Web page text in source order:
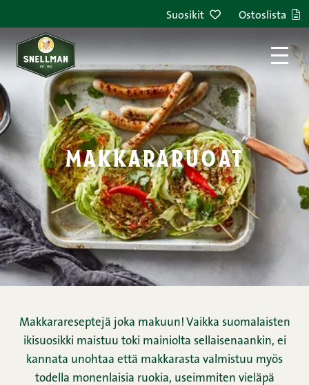
Suosikit Ostoslista
makkararuoat
Makkarareseptejä joka makuun! Vaikka suomalaisten
ikisuosikki maistuu toki mainiolta sellaisenaankin, ei
kannata unohtaa että makkarasta valmistuu myös
todella monenlaisia ruokia, useimmiten vieläpä